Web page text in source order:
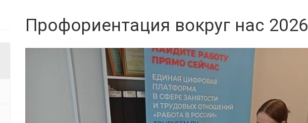
Профориентация вокруг нас 2026